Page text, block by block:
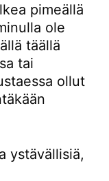
pimeällä
ole
täällä
tai
ollut
ystävällisiä,